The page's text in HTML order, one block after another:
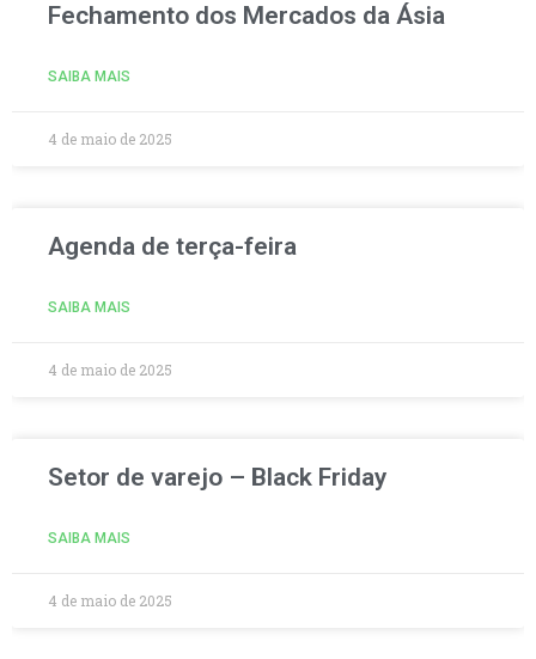
Fechamento dos Mercados da Ásia
SAIBA MAIS
4 de maio de 2025
Agenda de terça-feira
SAIBA MAIS
4 de maio de 2025
Setor de varejo – Black Friday
SAIBA MAIS
4 de maio de 2025